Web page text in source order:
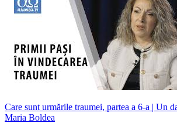
Care sunt urmările traumei, partea a 6-a | Un
Maria Boldea